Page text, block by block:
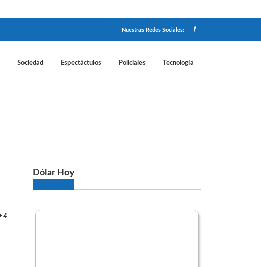
Nuestras Redes Sociales:
Sociedad Espectáctulos Policiales Tecnología
4
Dólar Hoy